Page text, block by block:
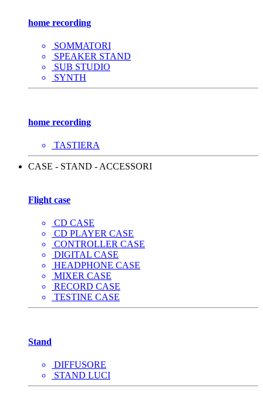
home recording
SOMMATORI
SPEAKER STAND
SUB STUDIO
SYNTH
home recording
TASTIERA
CASE - STAND - ACCESSORI
Flight case
CD CASE
CD PLAYER CASE
CONTROLLER CASE
DIGITAL CASE
HEADPHONE CASE
MIXER CASE
RECORD CASE
TESTINE CASE
Stand
DIFFUSORE
STAND LUCI